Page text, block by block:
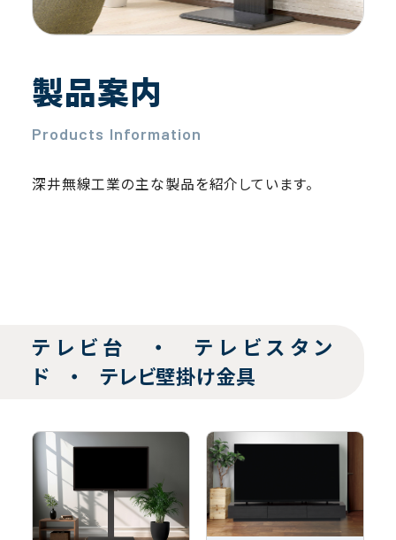
製品案内
Products Information
深井無線工業の主な製品を紹介しています。
テレビ台 ・ テレビスタン
ド ・ テレビ壁掛け金具